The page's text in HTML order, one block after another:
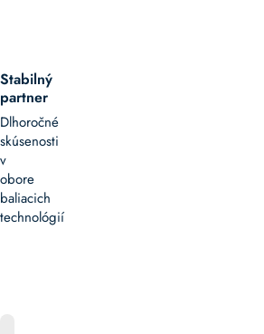
Stabilný
partner
Dlhoročné
skúsenosti
v
obore
baliacich
technológií